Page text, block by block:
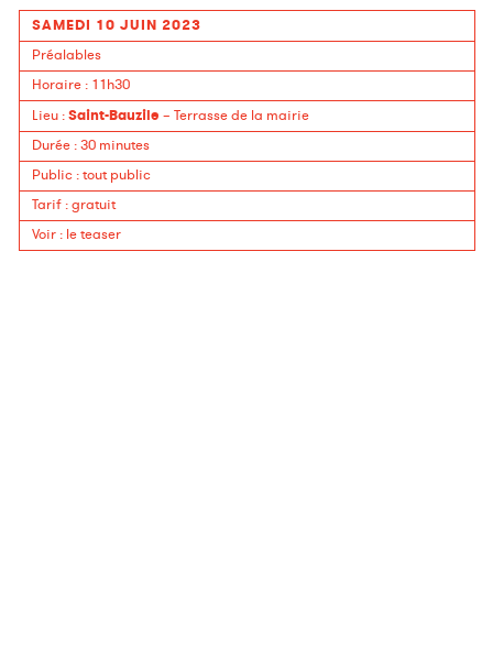
SAMEDI 10 JUIN 2023
Préalables
Horaire: 11h30
Lieu:Saint-Bauzile – Terrasse de la mairie
Durée:30 minutes
Public:tout public
Tarif:gratuit
Voir: le teaser